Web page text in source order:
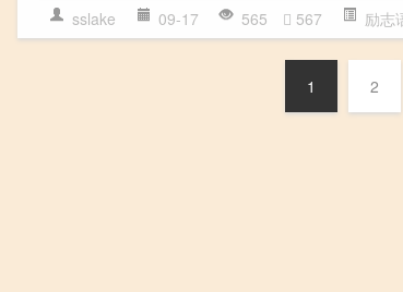
sslake 09-17 565 567 励志
1 2